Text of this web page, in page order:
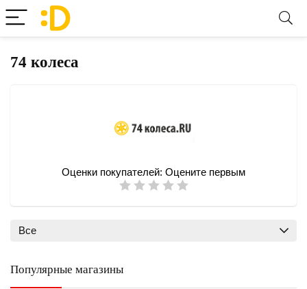
74 колеса
Оценки покупателей: Оцените первым
Все
Популярные магазины